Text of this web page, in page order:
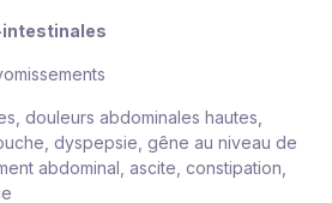
douleurs abdominales hautes,
dyspepsie, gêne au niveau de
abdominal, ascite, constipation,